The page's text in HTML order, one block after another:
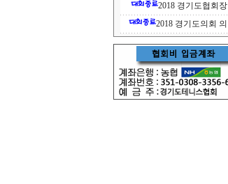
2018 경기도협회장
2018 경기도의회 의